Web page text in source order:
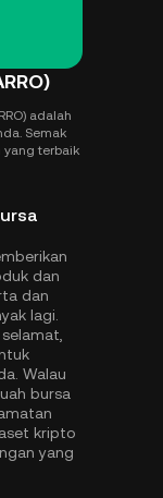
adalah
Semak
yang terbaik
dan
dan
lagi.
Walau
bursa
kripto
yang